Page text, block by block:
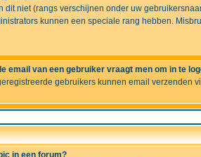
dit niet (rangs verschijnen onder uw
kunnen een speciale rang hebben.
email van een gebruiker vraagt men om in te
gebruikers kunnen email verzenden
in een forum?